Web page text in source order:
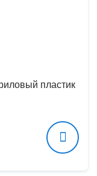
пластик